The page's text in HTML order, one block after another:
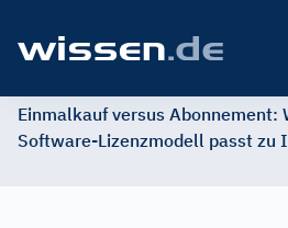
Einmalkauf versus Abonnement:
Software-Lizenzmodell passt zu